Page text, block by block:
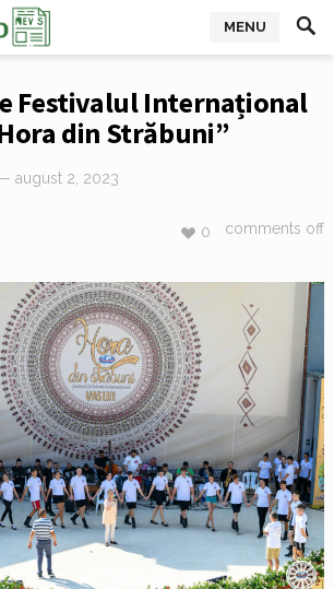
MENU
Festivalul Internațional
din Străbuni”
august 2, 2023
comments off
0